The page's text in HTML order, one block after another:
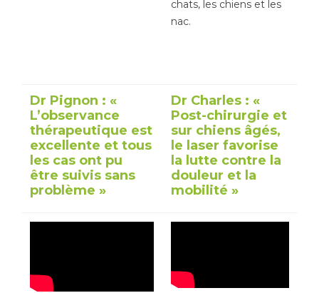
chats, les chiens et les
nac.
Dr Pignon : «
L’observance
thérapeutique est
excellente et tous
les cas ont pu
être suivis sans
problème »
Dr Charles : «
Post-chirurgie et
sur chiens âgés,
le laser favorise
la lutte contre la
douleur et la
mobilité »